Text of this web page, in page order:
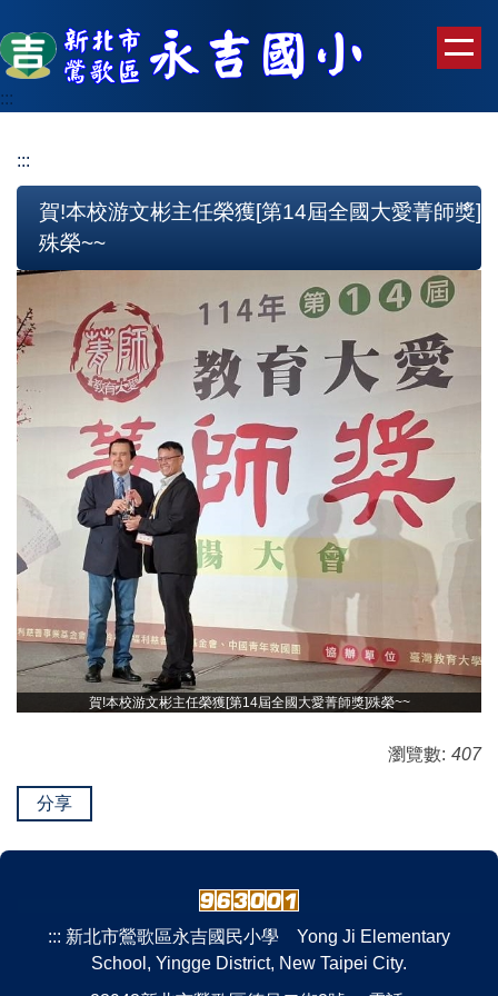
到
主
要
:::
:::
賀!本校游文彬主任榮獲[第14屆全國大愛菁師獎]
殊榮~~
賀!本校游文彬主任榮獲[第14屆全國大愛菁師獎]殊榮~~
瀏覽數: 407
分享
::: 新北市鶯歌區永吉國民小學 Yong Ji Elementary
School, Yingge District, New Taipei City.